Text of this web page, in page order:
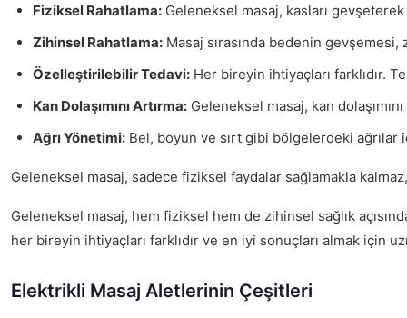
Fiziksel Rahatlama: Geleneksel masaj, kasları gevşeterek
Zihinsel Rahatlama: Masaj sırasında bedenin
Özelleştirilebilir Tedavi: Her bireyin ihtiyaçları farklıdır.
Kan Dolaşımını Artırma: Geleneksel masaj, kan
Ağrı Yönetimi: Bel, boyun ve sırt gibi bölgelerdeki
Geleneksel masaj, sadece fiziksel faydalar sağlamakla
Geleneksel masaj, hem fiziksel hem de zihinsel sağlık
her bireyin ihtiyaçları farklıdır ve en iyi sonuçları almak için
Elektrikli Masaj Aletlerinin Çeşitleri